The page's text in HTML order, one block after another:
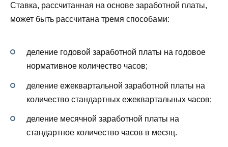
Ставка, рассчитанная на основе заработной платы,
может быть рассчитана тремя способами:
деление годовой заработной платы на годовое
нормативное количество часов;
деление ежеквартальной заработной платы на
количество стандартных ежеквартальных часов;
деление месячной заработной платы на
стандартное количество часов в месяц.